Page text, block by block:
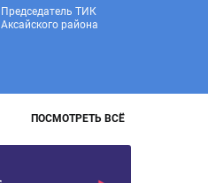
Председатель ТИК
Аксайского района
ПОСМОТРЕТЬ ВСЁ